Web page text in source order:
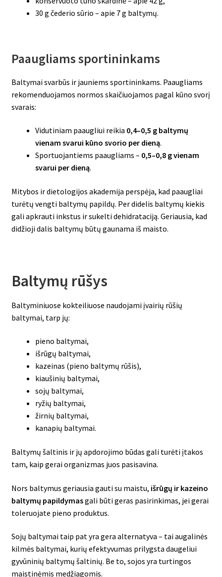
30 g čederio sūrio – apie 7 g baltymų.
Paaugliams sportininkams
Baltymai svarbūs ir jauniems sportininkams. Paaugliams
rekomenduojamos normos skaičiuojamos pagal kūno svorį
svarais:
Vidutiniam paaugliui reikia 0,4–0,5 g baltymų
vienam svarui kūno svorio per dieną.
Sportuojantiems paaugliams – 0,5–0,8 g vienam
svarui per dieną.
Mitybos ir dietologijos akademija perspėja, kad paaugliai
turėtų vengti baltymų papildų. Per didelis baltymų kiekis
gali apkrauti inkstus ir sukelti dehidrataciją. Geriausia, kad
didžioji dalis baltymų būtų gaunama iš maisto.
Baltymų rūšys
Baltyminiuose kokteiliuose naudojami įvairių rūšių
baltymai, tarp jų:
pieno baltymai,
išrūgų baltymai,
kazeinas (pieno baltymų rūšis),
kiaušinių baltymai,
sojų baltymai,
ryžių baltymai,
žirnių baltymai,
kanapių baltymai.
Baltymų šaltinis ir jų apdorojimo būdas gali turėti įtakos
tam, kaip gerai organizmas juos pasisavina.
Nors baltymus geriausia gauti su maistu, išrūgų ir kazeino
baltymų papildymasgali būti geras pasirinkimas, jei gerai
toleruojate pieno produktus.
Sojų baltymai taip pat yra gera alternatyva – tai augalinės
kilmės baltymai, kurių efektyvumas prilygsta daugeliui
gyvūninių baltymų šaltinių. Be to, sojos yra turtingos
maistinėmis medžiagomis.